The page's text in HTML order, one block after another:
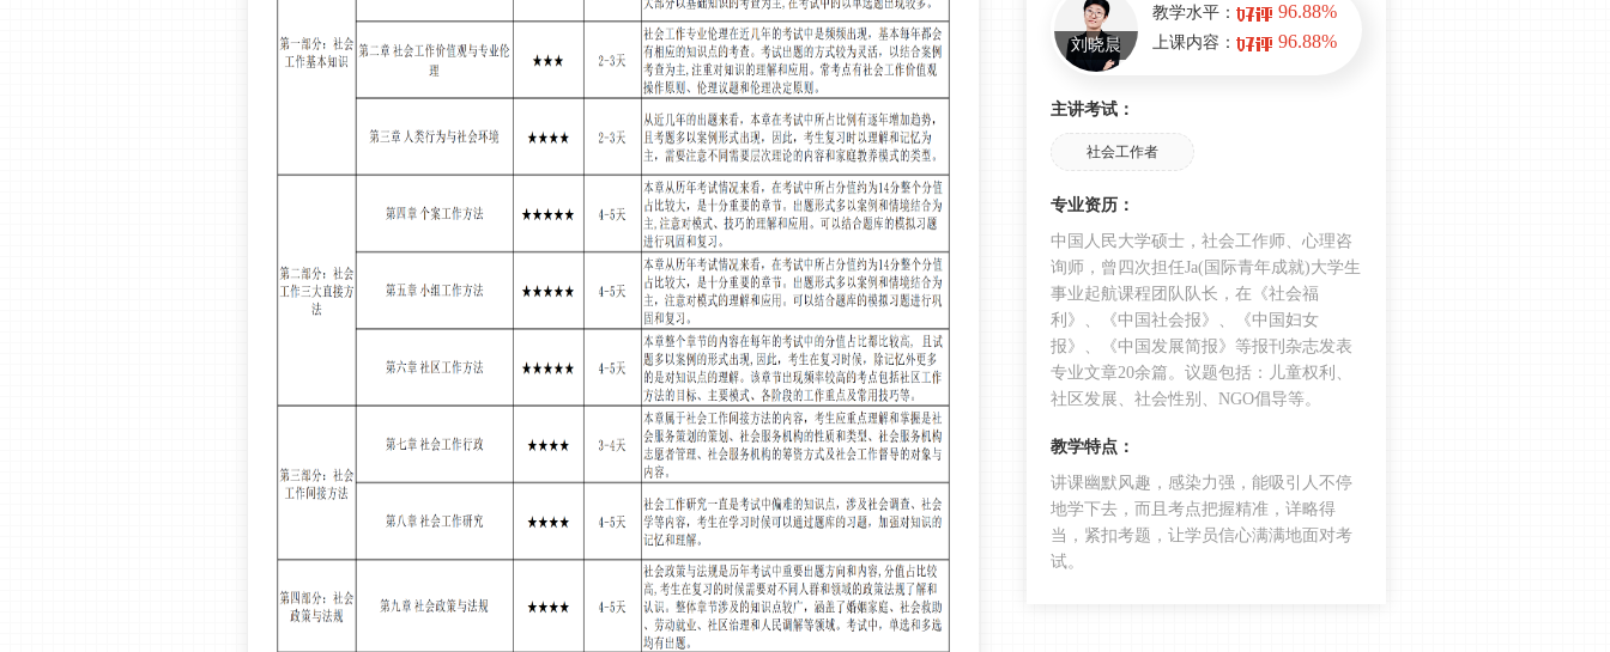
一览，背诵攻略
一定要背！2025年初级综合能力第五
章核心考点集锦
2025年初级综合能力第四章核心考点
精粹，背熟这些！
精编，牢记这些！
助力通关，2025初级综合能力第二章
精编考点
2025年初级综合能力第一章关键考点
汇总，务必掌握！
2025社会工作者《初级综合能力》科
目标有哪些？
社工初级综合必会考点“ERG需要理
刘晓晨
教学水平： 96.88%
上课内容： 96.88%
主讲考试：
社会工作者
专业资历：
中国人民大学硕士，社会工作师、心理咨
询师，曾四次担任Ja(国际青年成就)大学生
事业起航课程团队队长，在《社会福
利》、《中国社会报》、《中国妇女
报》、《中国发展简报》等报刊杂志发表
专业文章20余篇。议题包括：儿童权利、
社区发展、社会性别、NGO倡导等。
教学特点：
讲课幽默风趣，感染力强，能吸引人不停
地学下去，而且考点把握精准，详略得
当，紧扣考题，让学员信心满满地面对考
试。